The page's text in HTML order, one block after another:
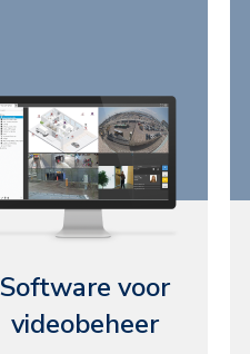
Software voor
videobeheer